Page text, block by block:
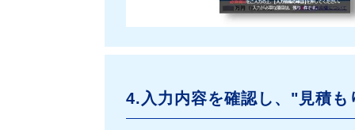
4.入力内容を確認し、"見積